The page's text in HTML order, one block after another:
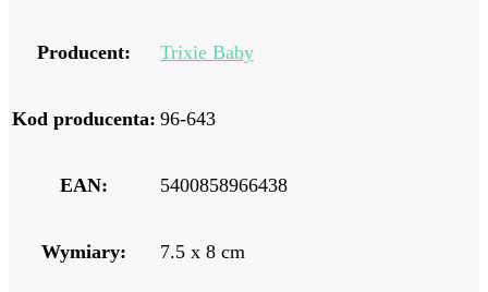
Producent: Trixie Baby
Kod producenta: 96-643
EAN: 5400858966438
Wymiary: 7.5 x 8 cm